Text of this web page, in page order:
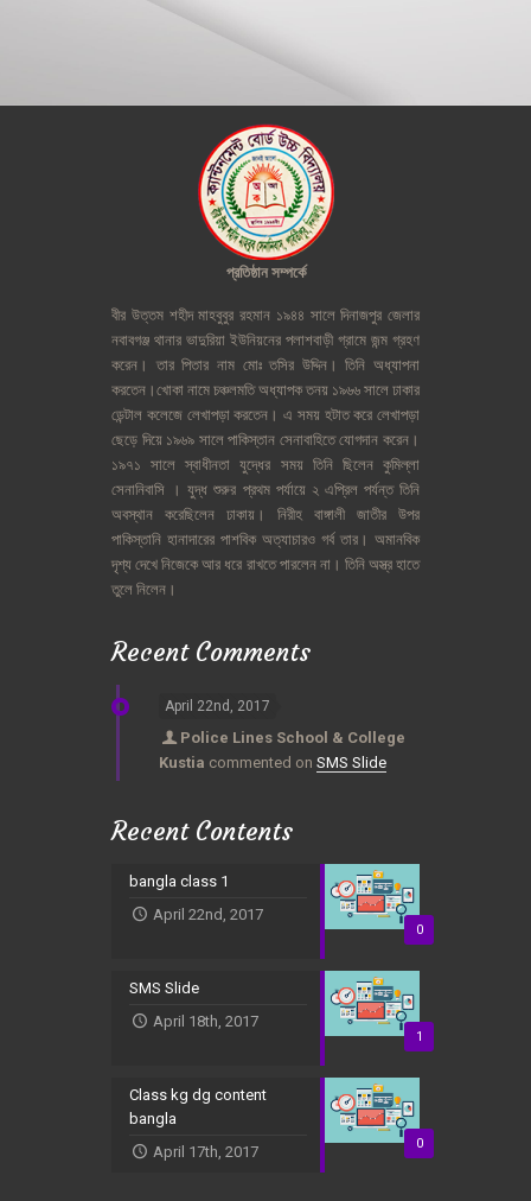
প্রতিষ্ঠান সম্পর্কে
বীর উত্তম শহীদ মাহবুবুর রহমান ১৯৪৪ সালে দিনাজপুর জেলার
নবাবগঞ্জ থানার ভাদুরিয়া ইউনিয়নের পলাশবাড়ী গ্রামে জন্ম গ্রহণ
করেন।
তার পিতার নাম মোঃ তসির উদ্দিন। তিনি অধ্যাপনা
করতেন।খোকা নামে চঞ্চলমতি অধ্যাপক তনয় ১৯৬৬ সালে ঢাকার
ডেন্টাল কলেজে লেখাপড়া করতেন। এ সময় হটাত করে লেখাপড়া
ছেড়ে দিয়ে ১৯৬৯ সালে পাকিস্তান সেনাবাহিতে যোগদান করেন।
১৯৭১
সালে স্বাধীনতা যুদ্ধের সময় তিনি ছিলেন কুমিল্লা
সেনানিবাসি
। যুদ্ধ শুরুর প্রথম পর্যায়ে ২ এপ্রিল পর্যন্ত তিনি
অবস্থান
করেছিলেন ঢাকায়। নিরীহ বাঙ্গালী জাতীর
উপর
পাকিস্তানি হানাদারের পাশবিক অত্যাচারও গর্ব তার। অমানবিক
দৃশ্য দেখে নিজেকে আর ধরে রাখতে পারলেন না। তিনি অস্ত্র হাতে
তুলে নিলেন।
Recent Comments
April 22nd, 2017
Police Lines School & College
Kustia commented on SMS Slide
Recent Contents
0
bangla class 1
April 22nd, 2017
1
SMS Slide
April 18th, 2017
0
Class kg dg content
bangla
April 17th, 2017